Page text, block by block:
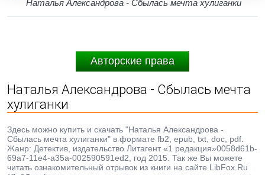
Наталья Александрова - Сбылась мечта хулиганки
Авторские права
Наталья Александрова - Сбылась мечта
хулиганки
Здесь можно купить и скачать "Наталья Александрова -
Сбылась мечта хулиганки" в формате fb2, epub, txt, doc, pdf.
Жанр: Детектив, издательство Литагент «1 редакция»0058d61b-
69a7-11e4-a35a-002590591ed2, год 2015. Так же Вы можете
читать ознакомительный отрывок из книги на сайте LibFox.Ru